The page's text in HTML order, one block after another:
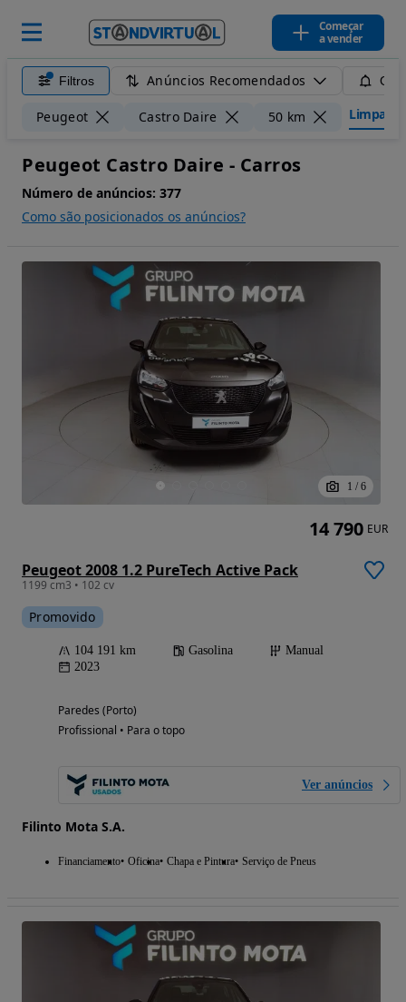
Começar
a vender
Filtros Anúncios Recomendados
Peugeot Castro Daire 50 km Limpar
Peugeot Castro Daire - Carros
Número de anúncios: 377
Como são posicionados os anúncios?
1 / 6
Peugeot 2008 1.2 PureTech Active Pack
1199 cm3 • 102 cv
Promovido
104 191 km Gasolina
Manual
2023
Paredes (Porto)
Profissional • Para o topo
Ver anúncios
Filinto Mota S.A.
Financiamento Oficina Chapa e Pintura Serviço de Pneus
14 790 EUR